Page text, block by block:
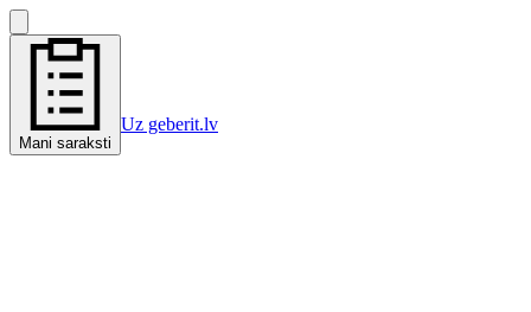
Mani saraksti
Uz geberit.lv